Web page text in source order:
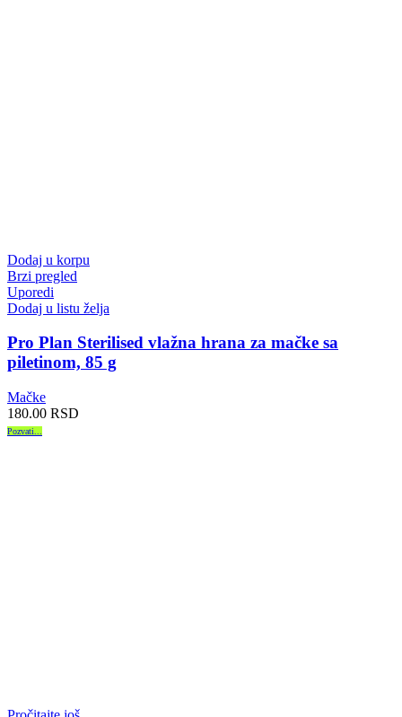
Dodaj u korpu
Brzi pregled
Uporedi
Dodaj u listu želja
Pro Plan Sterilised vlažna hrana za mačke sa
piletinom, 85 g
Mačke
180.00 RSD
Pozvati...